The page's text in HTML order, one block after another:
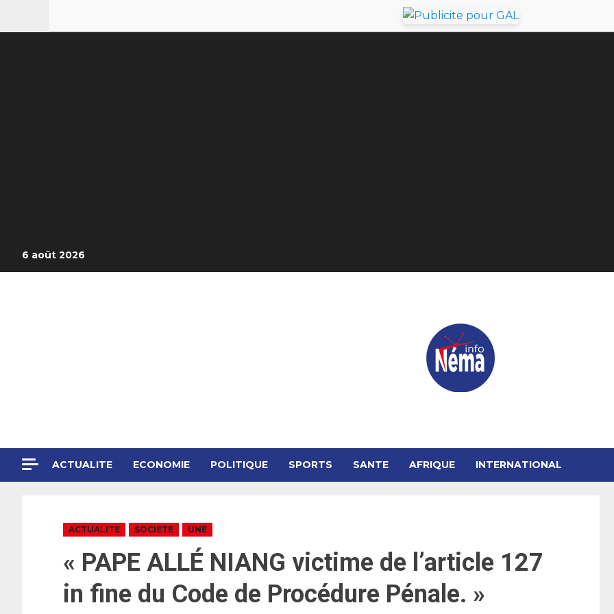
6 août 2026
ACTUALITE ECONOMIE POLITIQUE SPORTS SANTE AFRIQUE INTERNATIONAL
ACTUALITE SOCIETE UNE
« PAPE ALLÉ NIANG victime de l’article 127
in fine du Code de Procédure Pénale. »